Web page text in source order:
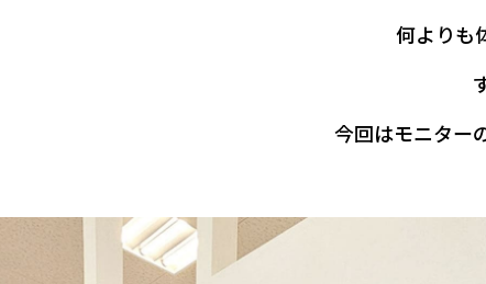
何よりも
今回はモニター